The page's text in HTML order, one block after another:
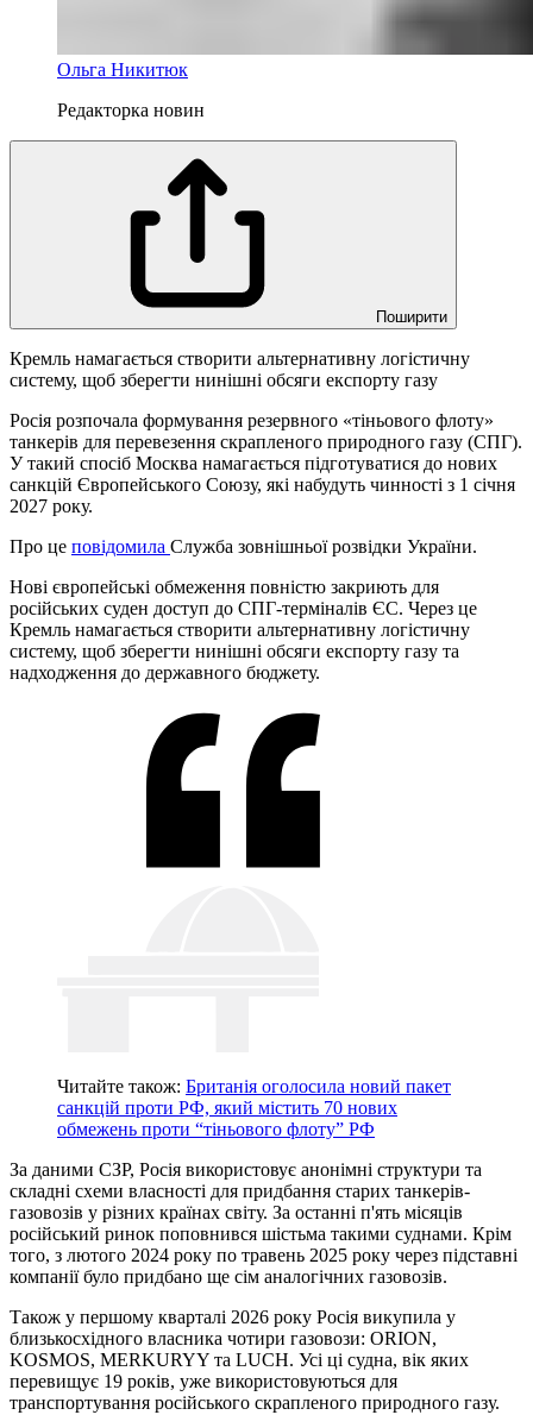
Ольга Никитюк
Редакторка новин
Поширити
Кремль намагається створити альтернативну логістичну
систему, щоб зберегти нинішні обсяги експорту газу
Росія розпочала формування резервного «тіньового флоту»
танкерів для перевезення скрапленого природного газу (СПГ).
У такий спосіб Москва намагається підготуватися до нових
санкцій Європейського Союзу, які набудуть чинності з 1 січня
2027 року.
Про це повідомила Служба зовнішньої розвідки України.
Нові європейські обмеження повністю закриють для
російських суден доступ до СПГ-терміналів ЄС. Через це
Кремль намагається створити альтернативну логістичну
систему, щоб зберегти нинішні обсяги експорту газу та
надходження до державного бюджету.
Читайте також: Британія оголосила новий пакет
санкцій проти РФ, який містить 70 нових
обмежень проти “тіньового флоту” РФ
За даними СЗР, Росія використовує анонімні структури та
складні схеми власності для придбання старих танкерів-
газовозів у різних країнах світу. За останні п'ять місяців
російський ринок поповнився шістьма такими суднами. Крім
того, з лютого 2024 року по травень 2025 року через підставні
компанії було придбано ще сім аналогічних газовозів.
Також у першому кварталі 2026 року Росія викупила у
близькосхідного власника чотири газовози: ORION,
KOSMOS, MERKURYY та LUCH. Усі ці судна, вік яких
перевищує 19 років, уже використовуються для
транспортування російського скрапленого природного газу.